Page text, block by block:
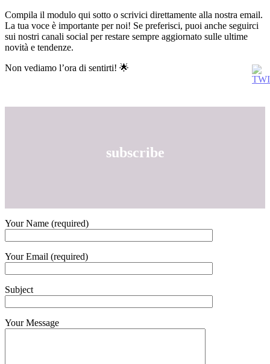
Compila il modulo qui sotto o scrivici direttamente alla nostra email.
La tua voce è importante per noi! Se preferisci, puoi anche seguirci
sui nostri canali social per restare sempre aggiornato sulle ultime
novità e tendenze.
Non vediamo l’ora di sentirti! 🌟
subscribe
Your Name (required)
Your Email (required)
Subject
Your Message